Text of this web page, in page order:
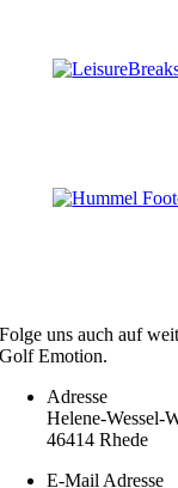
Folge uns auch auf
Golf Emotion.
Adresse
Helene-Wessel-
46414 Rhede
E-Mail Adresse